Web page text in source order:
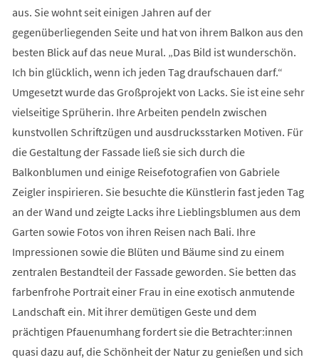
aus. Sie wohnt seit einigen Jahren auf der
gegenüberliegenden Seite und hat von ihrem Balkon aus den
besten Blick auf das neue Mural. „Das Bild ist wunderschön.
Ich bin glücklich, wenn ich jeden Tag draufschauen darf.“
Umgesetzt wurde das Großprojekt von Lacks. Sie ist eine sehr
vielseitige Sprüherin. Ihre Arbeiten pendeln zwischen
kunstvollen Schriftzügen und ausdrucksstarken Motiven. Für
die Gestaltung der Fassade ließ sie sich durch die
Balkonblumen und einige Reisefotografien von Gabriele
Zeigler inspirieren. Sie besuchte die Künstlerin fast jeden Tag
an der Wand und zeigte Lacks ihre Lieblingsblumen aus dem
Garten sowie Fotos von ihren Reisen nach Bali. Ihre
Impressionen sowie die Blüten und Bäume sind zu einem
zentralen Bestandteil der Fassade geworden. Sie betten das
farbenfrohe Portrait einer Frau in eine exotisch anmutende
Landschaft ein. Mit ihrer demütigen Geste und dem
prächtigen Pfauenumhang fordert sie die Betrachter:innen
quasi dazu auf, die Schönheit der Natur zu genießen und sich